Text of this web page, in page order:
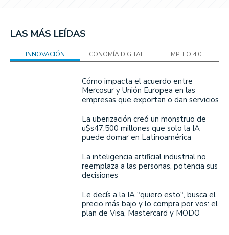
LAS MÁS LEÍDAS
INNOVACIÓN ECONOMÍA DIGITAL EMPLEO 4.0
Cómo impacta el acuerdo entre
Mercosur y Unión Europea en las
empresas que exportan o dan servicios
La uberización creó un monstruo de
u$s47.500 millones que solo la IA
puede domar en Latinoamérica
La inteligencia artificial industrial no
reemplaza a las personas, potencia sus
decisiones
Le decís a la IA "quiero esto", busca el
precio más bajo y lo compra por vos: el
plan de Visa, Mastercard y MODO